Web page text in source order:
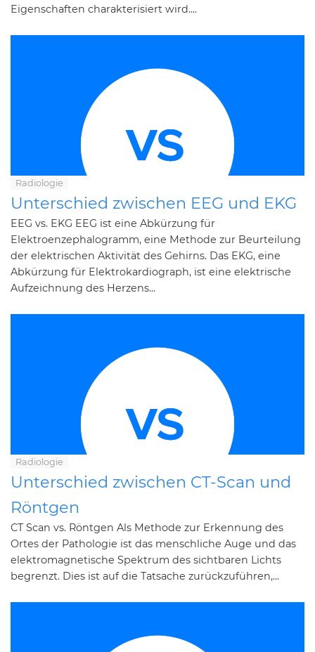
Eigenschaften charakterisiert wird....
Radiologie
Unterschied zwischen EEG und EKG
EEG vs. EKG EEG ist eine Abkürzung für
Elektroenzephalogramm, eine Methode zur Beurteilung
der elektrischen Aktivität des Gehirns. Das EKG, eine
Abkürzung für Elektrokardiograph, ist eine elektrische
Aufzeichnung des Herzens...
Radiologie
Unterschied zwischen CT-Scan und
Röntgen
CT Scan vs. Röntgen Als Methode zur Erkennung des
Ortes der Pathologie ist das menschliche Auge und das
elektromagnetische Spektrum des sichtbaren Lichts
begrenzt. Dies ist auf die Tatsache zurückzuführen,...